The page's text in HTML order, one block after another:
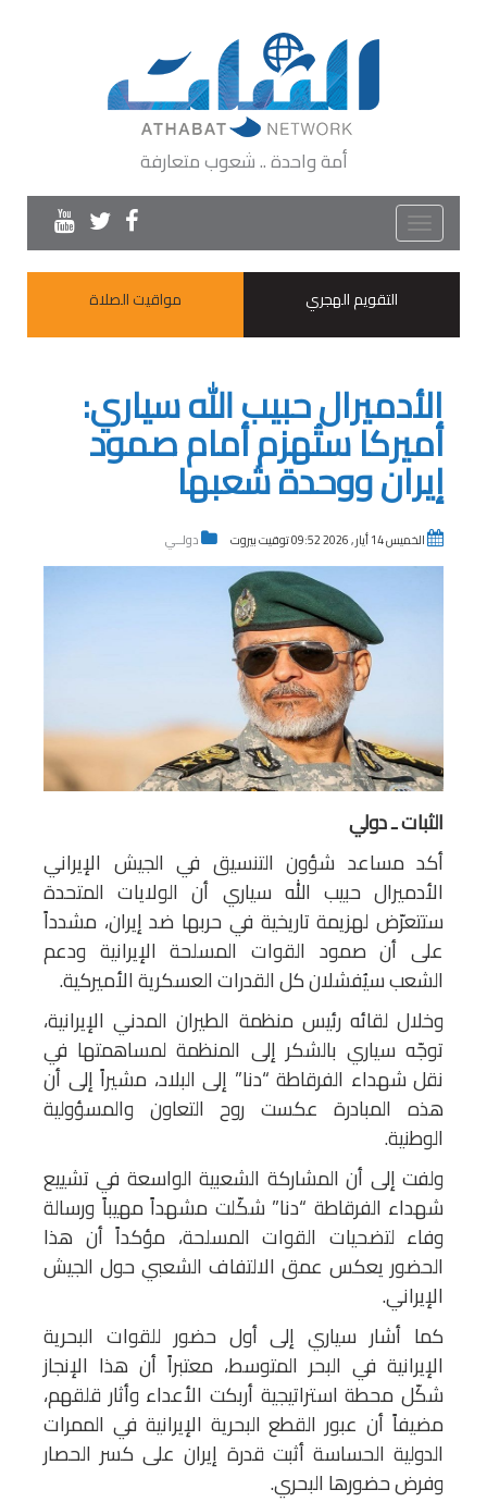
أمة واحدة .. شعوب متعارفة
Toggle
navigation
التقويم الهجري
مواقيت الصلاة
الأدميرال حبيب الله سياري:
أميركا ستُهزم أمام صمود
إيران ووحدة شعبها
الخميس 14 أيار , 2026 09:52 توقيت بيروت دولــي
الثبات ـ دولي
أكد مساعد شؤون التنسيق في الجيش الإيراني
الأدميرال حبيب الله سياري أن الولايات المتحدة
ستتعرّض لهزيمة تاريخية في حربها ضد إيران، مشدداً
على أن صمود القوات المسلحة الإيرانية ودعم
الشعب سيُفشلان كل القدرات العسكرية الأميركية.
وخلال لقائه رئيس منظمة الطيران المدني الإيرانية،
توجّه سياري بالشكر إلى المنظمة لمساهمتها في
نقل شهداء الفرقاطة “دنا” إلى البلاد، مشيراً إلى أن
هذه المبادرة عكست روح التعاون والمسؤولية
الوطنية.
ولفت إلى أن المشاركة الشعبية الواسعة في تشييع
شهداء الفرقاطة “دنا” شكّلت مشهداً مهيباً ورسالة
وفاء لتضحيات القوات المسلحة، مؤكداً أن هذا
الحضور يعكس عمق الالتفاف الشعبي حول الجيش
الإيراني.
كما أشار سياري إلى أول حضور للقوات البحرية
الإيرانية في البحر المتوسط، معتبراً أن هذا الإنجاز
شكّل محطة استراتيجية أربكت الأعداء وأثار قلقهم،
مضيفاً أن عبور القطع البحرية الإيرانية في الممرات
الدولية الحساسة أثبت قدرة إيران على كسر الحصار
وفرض حضورها البحري.